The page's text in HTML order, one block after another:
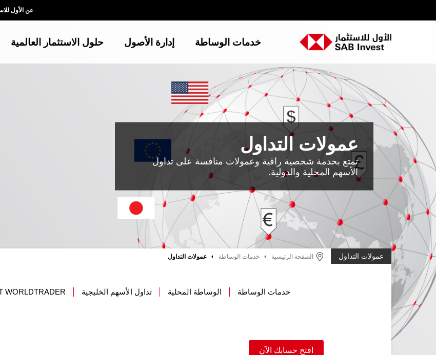
عن الأول
خدمات الوساطة إدارة الأصول حلول الاستثمار العالمية
عمولات التداول
تمتع بخدمة شخصية راقية وعمولات منافسة على تداول
الأسهم المحلية والدولية.
عمولات التداول الصفحة الرئيسية خدمات الوساطة عمولات التداول
خدمات الوساطة الوساطة المحلية تداول الأسهم الخليجية WORLDTRADER
افتح حسابك الآن